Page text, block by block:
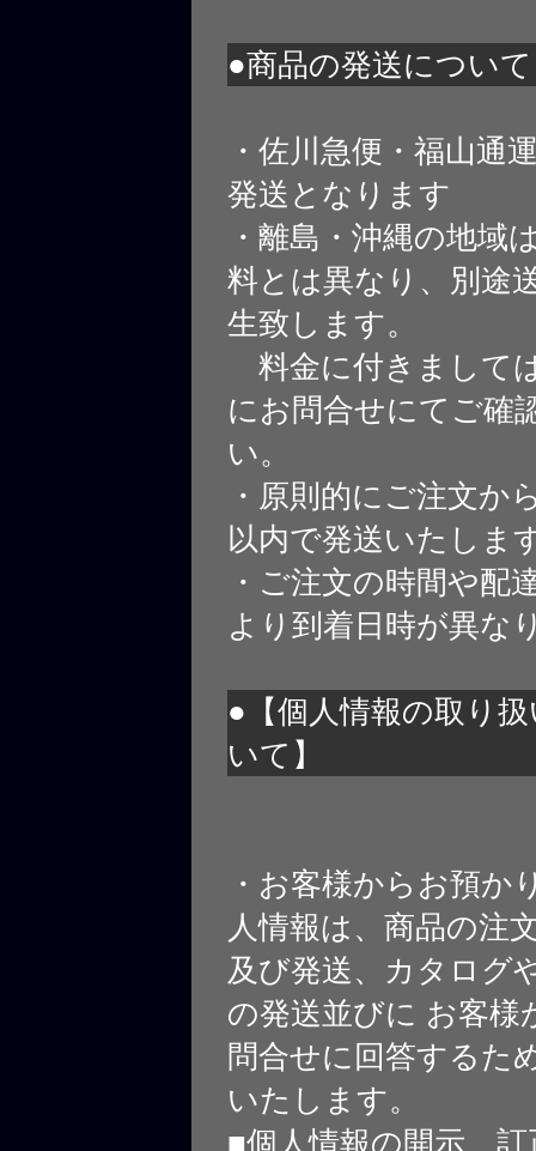
●商品の発送について
・佐川急便・福山通
発送となります
・離島・沖縄の地域
料とは異なり、別途
生致します。
料金に付きまして
にお問合せにてご確
い。
・原則的にご注文か
以内で発送いたしま
・ご注文の時間や配
より到着日時が異な
●【個人情報の取り
いて】
・お客様からお預か
人情報は、商品の注
及び発送、カタログ
の発送並びに お客様
問合せに回答するた
いたします。
■個人情報の開示、